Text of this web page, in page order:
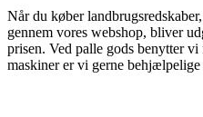
Når du køber
gennem vores webshop, bliver
prisen. Ved palle gods benytter
maskiner er vi gerne